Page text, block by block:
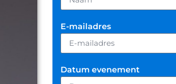
E-mailadres
Datum evenement